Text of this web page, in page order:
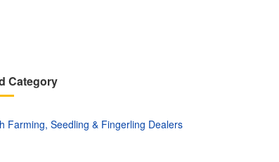
Category
Farming, Seedling & Fingerling Dealers